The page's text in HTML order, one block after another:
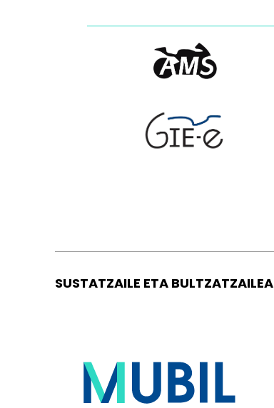
SUSTATZAILE ETA BULTZATZAILEA